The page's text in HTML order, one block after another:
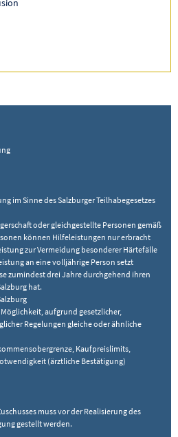
im Sinne des Salzburger Teilhabegesetzes
oder gleichgestellte Personen gemäß
können Hilfeleistungen nur erbracht
zur Vermeidung besonderer Härtefälle
an eine volljährige Person setzt
zumindest drei Jahre durchgehend ihren
hat.
aufgrund gesetzlicher,
Regelungen gleiche oder ähnliche
Kaufpreislimits,
(ärztliche Bestätigung)
muss vor der Realisierung des
gestellt werden.